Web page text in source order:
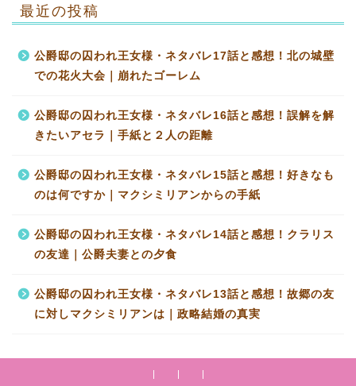
最近の投稿
公爵邸の囚われ王女様・ネタバレ17話と感想！北の城壁
での花火大会｜崩れたゴーレム
公爵邸の囚われ王女様・ネタバレ16話と感想！誤解を解
きたいアセラ｜手紙と２人の距離
公爵邸の囚われ王女様・ネタバレ15話と感想！好きなも
のは何ですか｜マクシミリアンからの手紙
公爵邸の囚われ王女様・ネタバレ14話と感想！クラリス
の友達｜公爵夫妻との夕食
公爵邸の囚われ王女様・ネタバレ13話と感想！故郷の友
に対しマクシミリアンは｜政略結婚の真実